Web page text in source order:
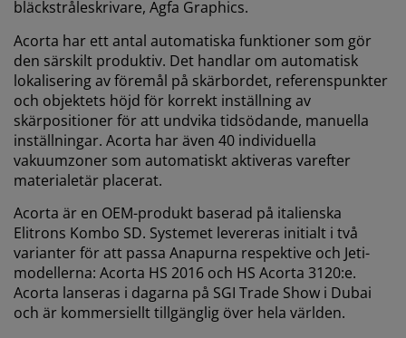
bläckstråleskrivare, Agfa Graphics.
Acorta har ett antal automatiska funktioner som gör
den särskilt produktiv. Det handlar om automatisk
lokalisering av föremål på skärbordet, referenspunkter
och objektets höjd för korrekt inställning av
skärpositioner för att undvika tidsödande, manuella
inställningar. Acorta har även 40 individuella
vakuumzoner som automatiskt aktiveras varefter
materialetär placerat.
Acorta är en OEM-produkt baserad på italienska
Elitrons Kombo SD. Systemet levereras initialt i två
varianter för att passa Anapurna respektive och Jeti-
modellerna: Acorta HS 2016 och HS Acorta 3120:e.
Acorta lanseras i dagarna på SGI Trade Show i Dubai
och är kommersiellt tillgänglig över hela världen.